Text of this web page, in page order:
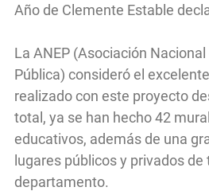
Año de Clemente Estable
La ANEP (Asociación
Pública) consideró el
realizado con este proyecto
total, ya se han hecho 42
educativos, además de una
lugares públicos y privados
departamento.